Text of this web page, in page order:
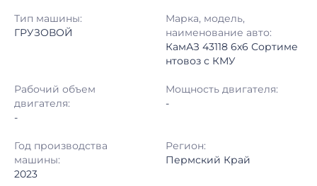
Шаг торгов: 10 000 ₽
Регион: Пермский Край
Тип машины:
ГРУЗОВОЙ
Марка, модель,
наименование авто:
КамАЗ 43118 6x6 Сортиме
нтовоз с КМУ
Рабочий объем
двигателя:
-
Мощность двигателя:
-
Год производства
машины:
2023
Регион:
Пермский Край